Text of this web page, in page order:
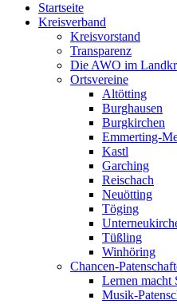
Startseite
Kreisverband
Kreisvorstand
Transparenz
Die AWO im
Ortsvereine
Altötting
Burghausen
Burgkirchen
Emmerting-
Kastl
Garching
Reischach
Neuötting
Töging
Tüßling
Winhöring
Chancen-
Lernen macht
Musik-